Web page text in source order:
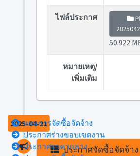
ไฟล์ประกาศ
50.922
หมายเหตุ/
เพิ่มเติม
2025-04-21
ประกาศจัดซื้อจัดจ้าง
แผนการจัดซื้อจัดจ้าง
ประกาศร่างขอบเขตงาน
ประกาศราคากลาง